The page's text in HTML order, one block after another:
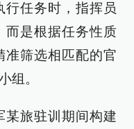
行任务时，指挥员
而是根据任务性质
准筛选相匹配的官
组。
某旅驻训期间构建